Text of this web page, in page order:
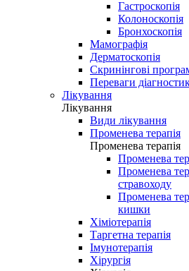
Гастроскопія
Колоноскопія
Бронхоскопія
Мамографія
Дерматоскопія
Скринінгові
Переваги
Лікування
Лікування
Види лікування
Променева терапія
Променева терапія
Променева
Променева
стравоходу
Променева
кишки
Хіміотерапія
Таргетна терапія
Імунотерапія
Хірургія